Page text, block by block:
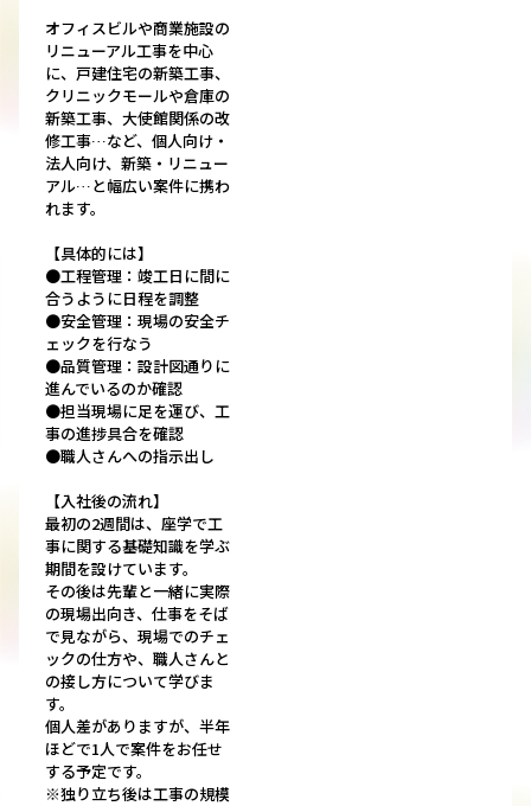
オフィスビルや商業施設の
リニューアル工事を中心
に、戸建住宅の新築工事、
クリニックモールや倉庫の
新築工事、大使館関係の改
修工事…など、個人向け・
法人向け、新築・リニュー
アル…と幅広い案件に携わ
れます。
【具体的には】
●工程管理：竣工日に間に
合うように日程を調整
●安全管理：現場の安全チ
ェックを行なう
●品質管理：設計図通りに
進んでいるのか確認
●担当現場に足を運び、工
事の進捗具合を確認
●職人さんへの指示出し
【入社後の流れ】
最初の2週間は、座学で工
事に関する基礎知識を学ぶ
期間を設けています。
その後は先輩と一緒に実際
の現場出向き、仕事をそば
で見ながら、現場でのチェ
ックの仕方や、職人さんと
の接し方について学びま
す。
個人差がありますが、半年
ほどで1人で案件をお任せ
する予定です。
※独り立ち後は工事の規模